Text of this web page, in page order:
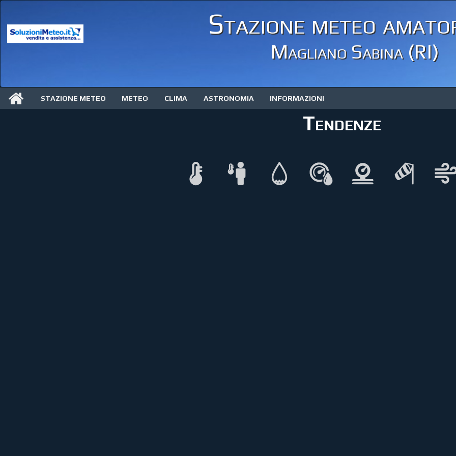
Stazione meteo
Magliano Sabina (RI)
STAZIONE METEO METEO CLIMA ASTRONOMIA INFORMAZIONI
Tendenze